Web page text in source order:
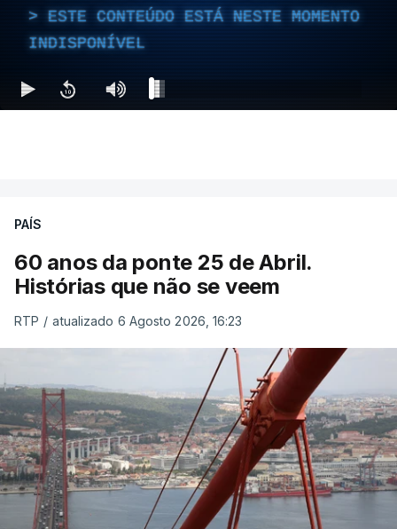
ESTE CONTEÚDO ESTÁ NESTE MOMENTO
INDISPONÍVEL
PAÍS
60 anos da ponte 25 de Abril.
Histórias que não se veem
RTP / atualizado 6 Agosto 2026, 16:23